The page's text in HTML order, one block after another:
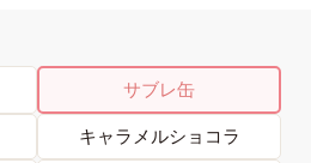
サブレ缶
キャラメルショコラ